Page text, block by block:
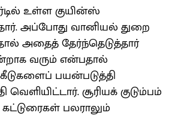
உள்ள குயின்ஸ்
அப்போது வானியல் துறை
அதைத் தேர்ந்தெடுத்தார்
வரும் என்பதால்
பயன்படுத்தி
சூரியக் குடும்பம்
பலராலும்